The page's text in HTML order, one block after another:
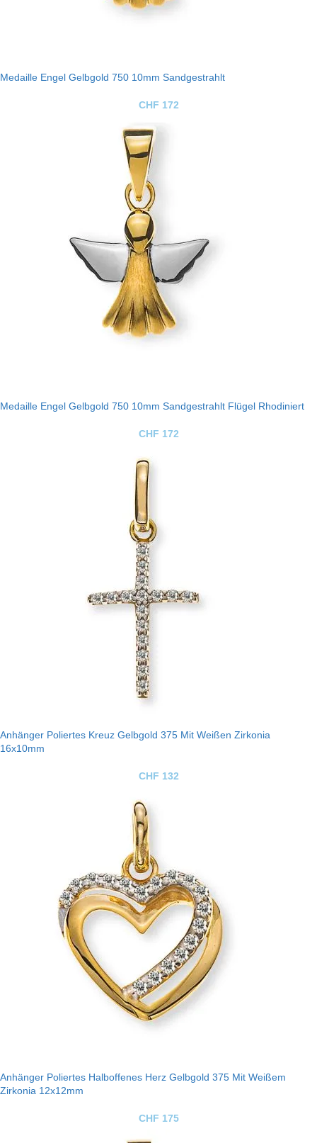
Medaille Engel Gelbgold 750 10mm Sandgestrahlt
CHF 172
Medaille Engel Gelbgold 750 10mm Sandgestrahlt Flügel Rhodiniert
CHF 172
Anhänger Poliertes Kreuz Gelbgold 375 Mit Weißen Zirkonia
16x10mm
CHF 132
Anhänger Poliertes Halboffenes Herz Gelbgold 375 Mit Weißem
Zirkonia 12x12mm
CHF 175